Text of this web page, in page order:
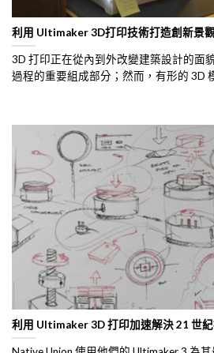
利用 Ultimaker 3D打印技術打造創新景
3D 打印正在從內到外改變建築設計的面
過程的重要組成部分；然而，有形的 3D
利用 Ultimaker 3D 打印加速解決 21 世